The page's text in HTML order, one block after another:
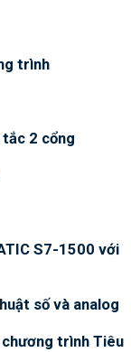
trình
tắc 2 cổng
S7-1500 với
số và analog
trình Tiêu